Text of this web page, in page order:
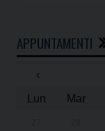
APPUNTAMENTI
‹
Lun
Mar